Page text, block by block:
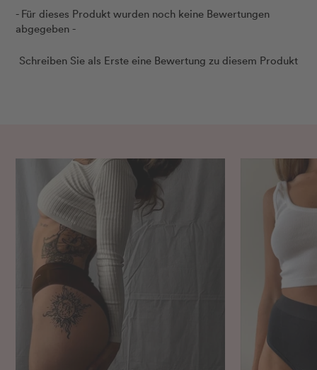
- Für dieses Produkt wurden noch keine Bewertungen
abgegeben -
Schreiben Sie als Erste eine Bewertung zu diesem Produkt
New content loaded